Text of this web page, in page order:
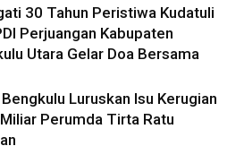
30 Tahun Peristiwa Kudatuli
Perjuangan Kabupaten
Utara Gelar Doa Bersama
Bengkulu Luruskan Isu Kerugian
Perumda Tirta Ratu